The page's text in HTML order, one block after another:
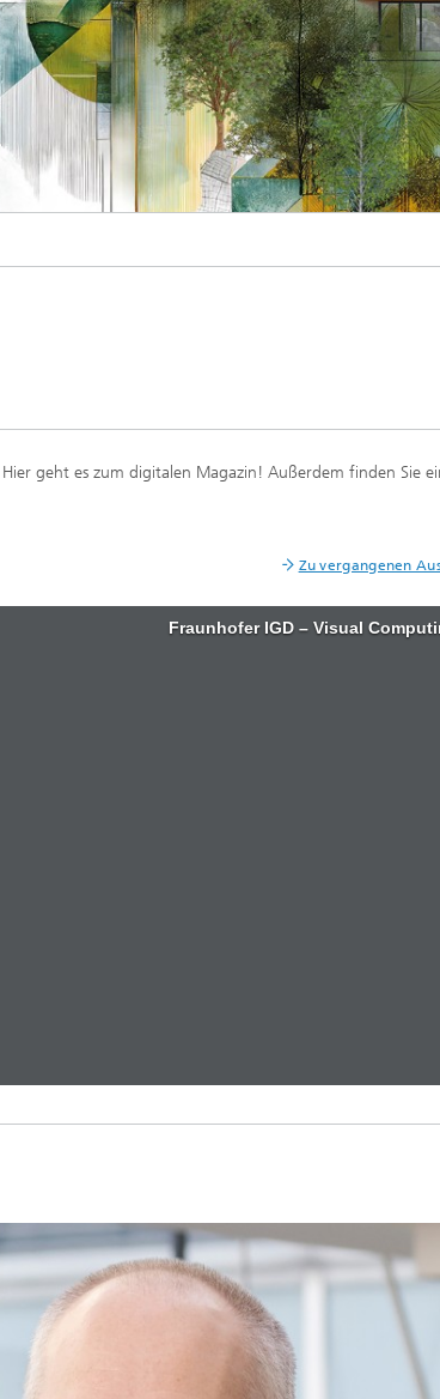
geht es zum digitalen Magazin! Außerdem finden Sie
Zu vergangenen